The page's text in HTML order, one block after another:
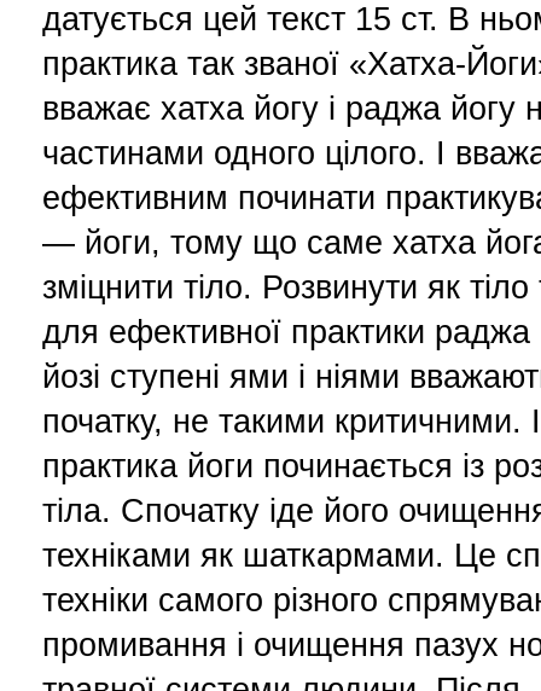
датується цей текст 15 ст. В
практика так званої «Хатха-
вважає хатха йогу і раджа йогу
частинами одного цілого. І
ефективним починати
— йоги, тому що саме хатха
зміцнити тіло. Розвинути як тіло
для ефективної практики раджа
йозі ступені ями і ніями
початку, не такими критичними.
практика йоги починається із
тіла. Спочатку іде його
техніками як шаткармами. Це
техніки самого різного
промивання і очищення пазух